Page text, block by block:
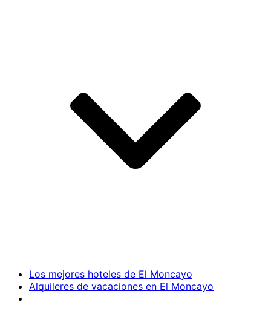
Los mejores hoteles de El Moncayo
Alquileres de vacaciones en El Moncayo